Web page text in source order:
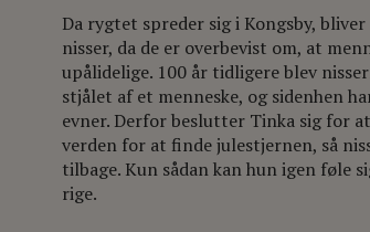
Da rygtet spreder sig i Kongsby,
nisser, da de er overbevist om, at
upålidelige. 100 år tidligere blev
stjålet af et menneske, og sidenhen
evner. Derfor beslutter Tinka sig for
verden for at finde julestjernen, så
tilbage. Kun sådan kan hun igen føle
rige.